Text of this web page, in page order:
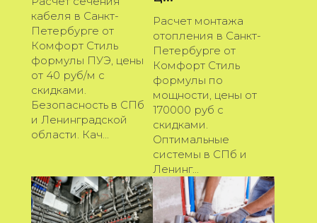
кабеля в Санкт-
Петербурге от
Комфорт Стиль
формулы ПУЭ, цены
от 40 руб/м с
скидками.
Безопасность в СПб
и Ленинградской
области. Кач...
Расчет монтажа
отопления в Санкт-
Петербурге от
Комфорт Стиль
формулы по
мощности, цены от
170000 руб с
скидками.
Оптимальные
системы в СПб и
Ленинг...